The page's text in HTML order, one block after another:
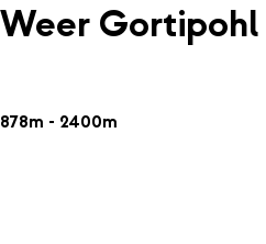
Weer Gortipohl
878m - 2400m